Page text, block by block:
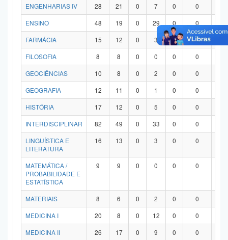
ENGENHARIAS IV
28 21 0 7 0 0
ENSINO
48 19 0 29 0 0
FARMÁCIA
15 12 0 3 0 0
FILOSOFIA
8 8 0 0 0 0
GEOCIÊNCIAS
10 8 0 2 0 0
GEOGRAFIA
12 11 0 1 0 0
HISTÓRIA
17 12 0 5 0 0
INTERDISCIPLINAR
82 49 0 33 0 0
LINGUÍSTICA E
LITERATURA
16 13 0 3 0 0
MATEMÁTICA /
PROBABILIDADE E
ESTATÍSTICA
9 9 0 0 0 0
MATERIAIS 8 6 0 2 0 0
MEDICINA I
20 8 0 12 0 0
MEDICINA II
26 17 0 9 0 0